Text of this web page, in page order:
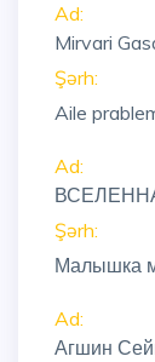
Ad:
Mirvari
Şərh:
Aile
Ad:
Şərh:
Малышка
Ad:
Агшин